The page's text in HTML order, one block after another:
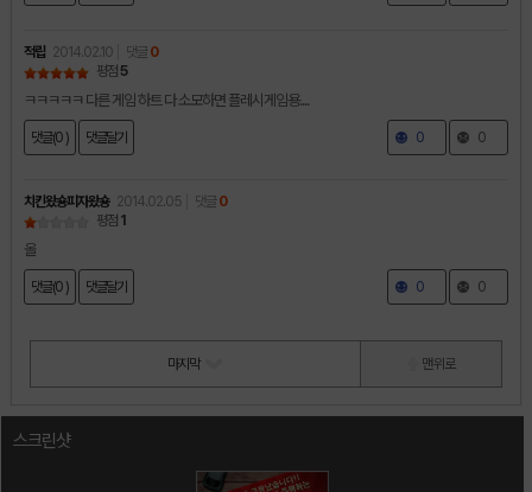
적립 2014.02.10 댓글 0
평점 5
ㅋㅋㅋㅋㅋ 다른 게임 하트 다 소모하면 플레시게임용....
댓글(0 ) 댓글달기 0 0
치킨왔숑피자왔숑 2014.02.05 댓글 0
평점 1
올
댓글(0 ) 댓글달기 0 0
마지막 맨 위로
스크린샷